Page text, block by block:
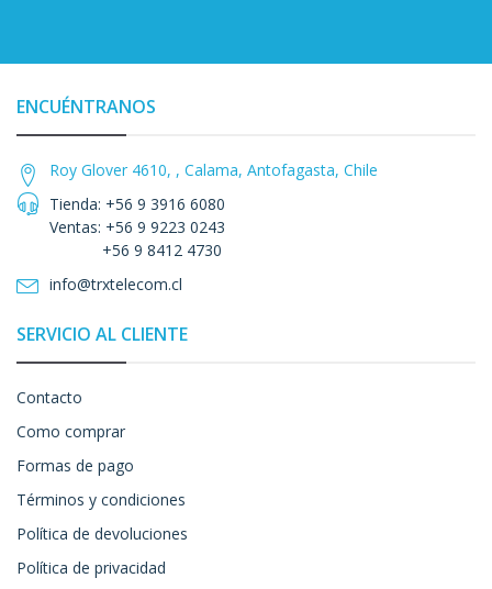
ENCUÉNTRANOS
Roy Glover 4610, , Calama, Antofagasta, Chile
Tienda: +56 9 3916 6080
Ventas: +56 9 9223 0243
+56 9 8412 4730
info@trxtelecom.cl
SERVICIO AL CLIENTE
Contacto
Como comprar
Formas de pago
Términos y condiciones
Política de devoluciones
Política de privacidad